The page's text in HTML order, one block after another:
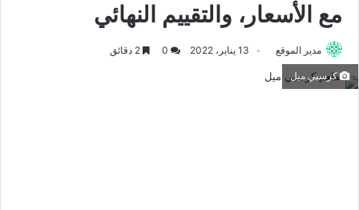
مع الأسعار، والتقييم النهائي
مدير الموقع 13 يناير، 2022
كرسبي ميل